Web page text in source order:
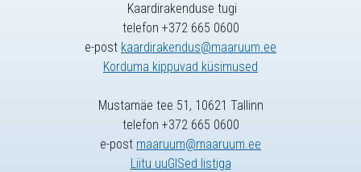
Kaardirakenduse tugi
telefon +372 665 0600
e-post kaardirakendus@maaruum.ee
Korduma kippuvad küsimused
Mustamäe tee 51, 10621 Tallinn
telefon +372 665 0600
e-post maaruum@maaruum.ee
Liitu uuGISed listiga